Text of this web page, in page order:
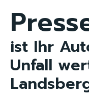
ist Ihr
Unfall